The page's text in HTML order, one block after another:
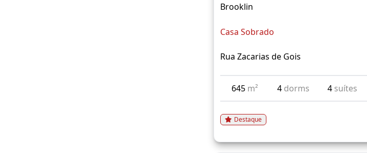
Brooklin
Casa Sobrado
Rua Zacarias de Gois
645 m² 4 dorms 4 suítes
Destaque